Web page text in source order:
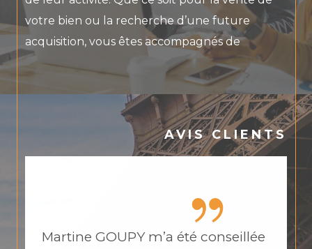
votre bien ou la recherche d’une future
acquisition, vous êtes accompagnés de
manière continue avec des comptes-rendus
fidèles et transparents. Avec l’humain et la
proximité comme priorité, REGM allie aussi les
nouvelles technologies pour maximiser vos
chances de vendre au meilleur prix ou de
AVIS CLIENTS
Martine GOUPY m’a été conseillée